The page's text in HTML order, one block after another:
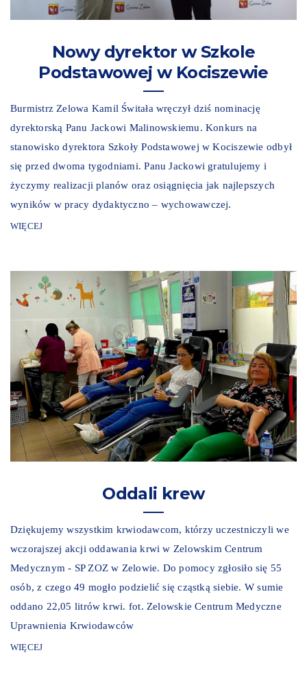
Nowy dyrektor w Szkole
Podstawowej w Kociszewie
Burmistrz Zelowa Kamil Świtała wręczył dziś nominację
dyrektorską Panu Jackowi Malinowskiemu. Konkurs na
stanowisko dyrektora Szkoły Podstawowej w Kociszewie odbył
się przed dwoma tygodniami. Panu Jackowi gratulujemy i
życzymy realizacji planów oraz osiągnięcia jak najlepszych
wyników w pracy dydaktyczno – wychowawczej.
WIĘCEJ
Oddali krew
Dziękujemy wszystkim krwiodawcom, którzy uczestniczyli we
wczorajszej akcji oddawania krwi w Zelowskim Centrum
Medycznym - SP ZOZ w Zelowie. Do pomocy zgłosiło się 55
osób, z czego 49 mogło podzielić się cząstką siebie. W sumie
oddano 22,05 litrów krwi. fot. Zelowskie Centrum Medyczne
Uprawnienia Krwiodawców
WIĘCEJ